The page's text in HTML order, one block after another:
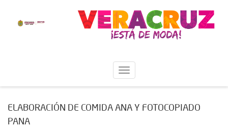
ELABORACIÓN DE COMIDA ANA Y FOTOCOPIADO
PANA